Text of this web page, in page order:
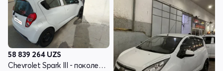
58 839 264 UZS
Chevrolet Spark III - поколение